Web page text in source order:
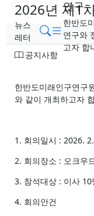
뉴스
레터
검색메뉴
연구
한반도
연구와
고자 합
2026년 제1
페이지 정보
작성자
분류
공지사항
한반도미래인구연구
와 같이 개최하고자
1. 회의일시 : 2026.
2. 회의장소 : 오크우
3. 참석대상 : 이사 10
4. 회의안건